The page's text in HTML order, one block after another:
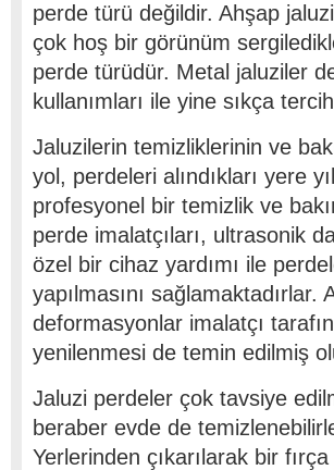
perde türü değildir. Ahşap
çok hoş bir görünüm
perde türüdür. Metal jaluziler
kullanımları ile yine sıkça
Jaluzilerin temizliklerinin ve
yol, perdeleri alındıkları yere
profesyonel bir temizlik ve
perde imalatçıları, ultrasonik
özel bir cihaz yardımı ile
yapılmasını
deformasyonlar imalatçı
yenilenmesi de temin edilmiş
Jaluzi perdeler çok tavsiye
beraber evde de
Yerlerinden çıkarılarak bir